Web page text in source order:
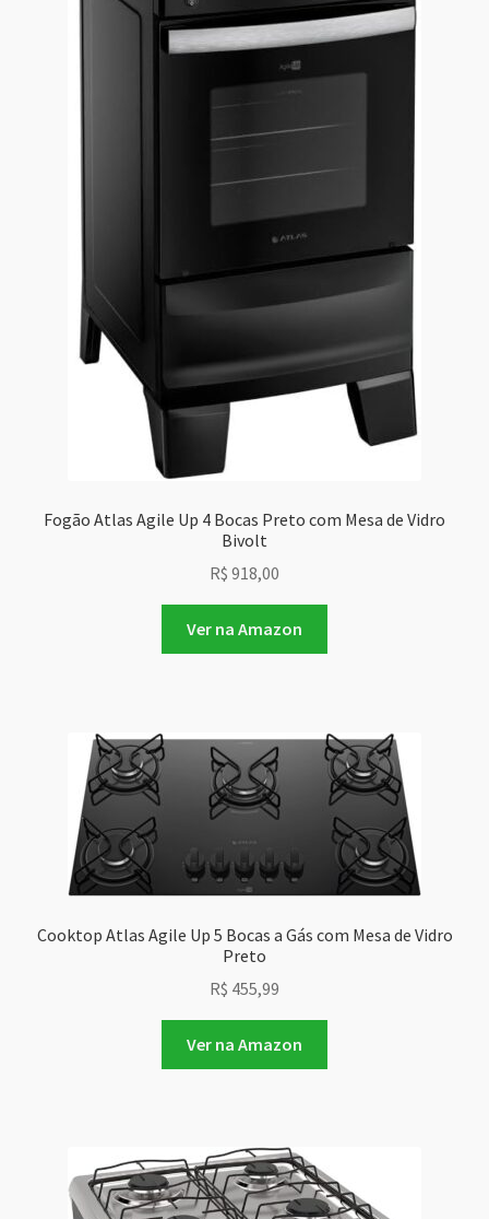
Fogão Atlas Agile Up 4 Bocas Preto com Mesa de Vidro
Bivolt
R$ 918,00
Ver na Amazon
Cooktop Atlas Agile Up 5 Bocas a Gás com Mesa de Vidro
Preto
R$ 455,99
Ver na Amazon